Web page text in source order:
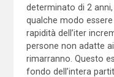
determinato di 2
qualche modo essere
rapidità dell’iter
persone non adatte
rimarranno. Questo
fondo dell’intera